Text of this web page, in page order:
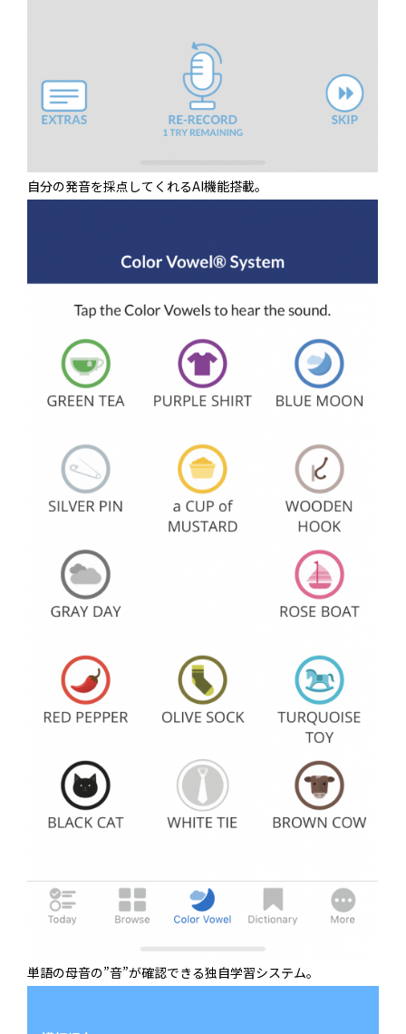
自分の発音を採点してくれるAI機能搭載。
単語の母音の”音”が確認できる独自学習システム。